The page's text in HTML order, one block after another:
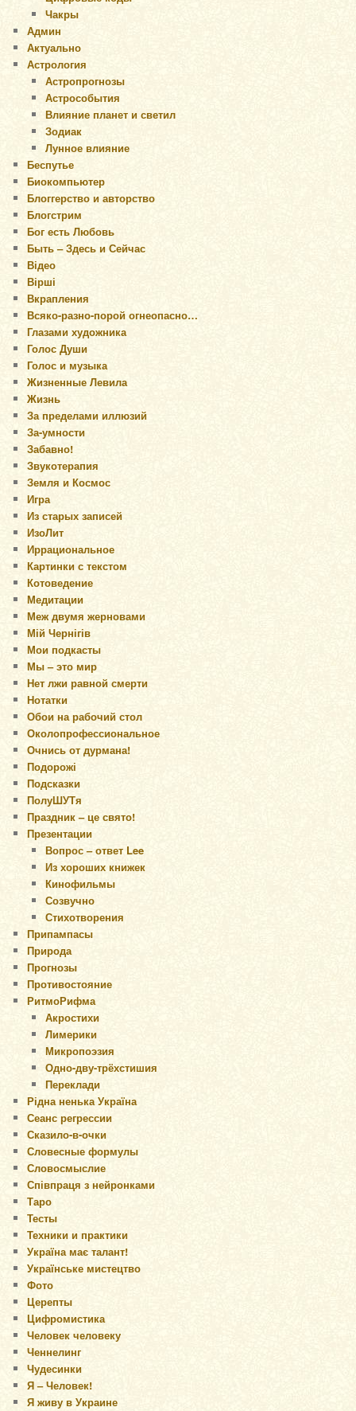
Чакры
Админ
Актуально
Астрология
Астропрогнозы
Астрособытия
Влияние планет и светил
Зодиак
Лунное влияние
Беспутье
Биокомпьютер
Блоггерство и авторство
Блогстрим
Бог есть Любовь
Быть – Здесь и Сейчас
Відео
Вірші
Вкрапления
Всяко-разно-порой огнеопасно…
Глазами художника
Голос Души
Голос и музыка
Жизненные Левила
Жизнь
За пределами иллюзий
За-умности
Забавно!
Звукотерапия
Земля и Космос
Игра
Из старых записей
ИзоЛит
Иррациональное
Картинки с текстом
Котоведение
Медитации
Меж двумя жерновами
Мій Чернігів
Мои подкасты
Мы – это мир
Нет лжи равной смерти
Нотатки
Обои на рабочий стол
Околопрофессиональное
Очнись от дурмана!
Подорожі
Подсказки
ПолуШУТя
Праздник – це свято!
Презентации
Вопрос – ответ Lee
Из хороших книжек
Кинофильмы
Созвучно
Стихотворения
Припампасы
Природа
Прогнозы
Противостояние
РитмоРифма
Акростихи
Лимерики
Микропоэзия
Одно-дву-трёхстишия
Переклади
Рідна ненька Україна
Сеанс регрессии
Сказило-в-очки
Словесные формулы
Словосмыслие
Співпраця з нейронками
Таро
Тесты
Техники и практики
Україна має талант!
Українське мистецтво
Фото
Церепты
Цифромистика
Человек человеку
Ченнелинг
Чудесинки
Я – Человек!
Я живу в Украине